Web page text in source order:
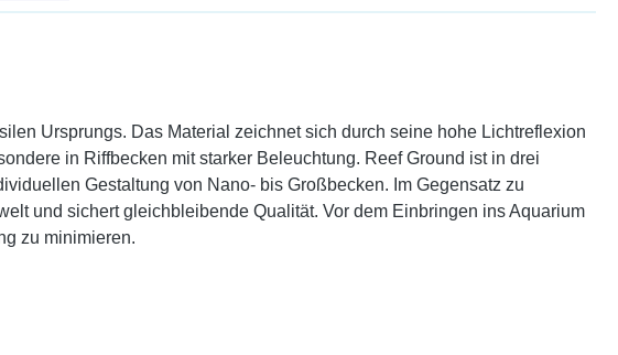
Ursprungs. Das Material zeichnet sich durch seine hohe Lichtreflexion
in Riffbecken mit starker Beleuchtung. Reef Ground ist in drei
Gestaltung von Nano- bis Großbecken. Im Gegensatz zu
und sichert gleichbleibende Qualität. Vor dem Einbringen ins Aquarium
zu minimieren.